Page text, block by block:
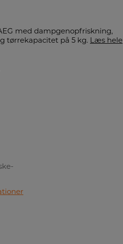
med dampgenopfriskning,
tørrekapacitet på 5 kg. Læs hele